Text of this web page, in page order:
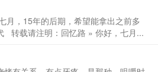
土豪，家里原本就怎么怎么有钱，坐
产。 无论是固定资产，还是流动资
...
月，15年的后期，希望能拿出之前多
转载请注明：回忆路 » 你好，七月...